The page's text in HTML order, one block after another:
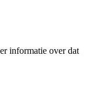
informatie over dat